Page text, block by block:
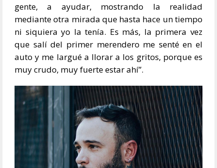
gente, a ayudar, mostrando la realidad
mediante otra mirada que hasta hace un tiempo
ni siquiera yo la tenía. Es más, la primera vez
que salí del primer merendero me senté en el
auto y me largué a llorar a los gritos, porque es
muy crudo, muy fuerte estar ahí”.